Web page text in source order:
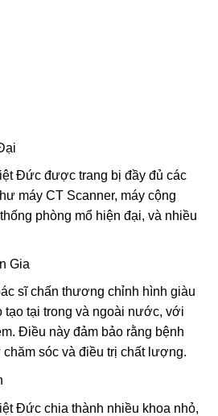
Đức được trang bị đầy đủ các
máy CT Scanner, máy cộng
phòng mổ hiện đại, và nhiều
Gia
sĩ chấn thương chỉnh hình giàu
tạo tại trong và ngoài nước, với
Điều này đảm bảo rằng bệnh
sóc và điều trị chất lượng.
Đức chia thành nhiều khoa nhỏ,